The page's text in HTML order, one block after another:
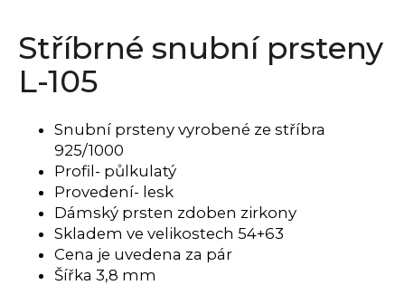
Stříbrné snubní prsteny
L-105
Snubní prsteny vyrobené ze stříbra
925/1000
Profil- půlkulatý
Provedení- lesk
Dámský prsten zdoben zirkony
Skladem ve velikostech 54+63
Cena je uvedena za pár
Šířka 3,8 mm
j
í
t
HLEDAT